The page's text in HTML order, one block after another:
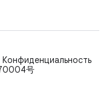
Конфиденциальность
号